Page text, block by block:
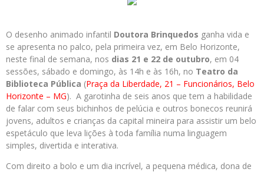
O desenho animado infantil Doutora Brinquedos ganha vida e
se apresenta no palco, pela primeira vez, em Belo Horizonte,
neste final de semana, nos dias 21 e 22 de outubro, em 04
sessões, sábado e domingo, às 14h e às 16h, no Teatro da
Biblioteca Pública (Praça da Liberdade, 21 – Funcionários, Belo
Horizonte – MG). A garotinha de seis anos que tem a habilidade
de falar com seus bichinhos de pelúcia e outros bonecos reunirá
jovens, adultos e crianças da capital mineira para assistir um belo
espetáculo que leva lições à toda família numa linguagem
simples, divertida e interativa.
Com direito a bolo e um dia incrível, a pequena médica, dona de